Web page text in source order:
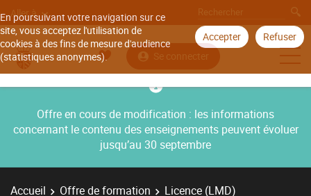
En poursuivant votre navigation sur ce
site, vous acceptez l'utilisation de
cookies à des fins de mesure d'audience
(statistiques anonymes).
Accepter Refuser
Aller à
Se connecter
Offre en cours de modification : les informations
concernant le contenu des enseignements peuvent évoluer
jusqu’au 30 septembre
Accueil Offre de formation
Licence (LMD)